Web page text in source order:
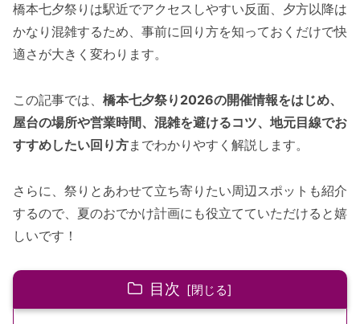
橋本七夕祭りは駅近でアクセスしやすい反面、夕方以降は
かなり混雑するため、事前に回り方を知っておくだけで快
適さが大きく変わります。
この記事では、 橋本七夕祭り2026の開催情報をはじめ、
屋台の場所や営業時間、混雑を避けるコツ、地元目線でお
すすめしたい回り方までわかりやすく解説します。
さらに、祭りとあわせて立ち寄りたい周辺スポットも紹介
するので、夏のおでかけ計画にも役立てていただけると嬉
しいです！
目次